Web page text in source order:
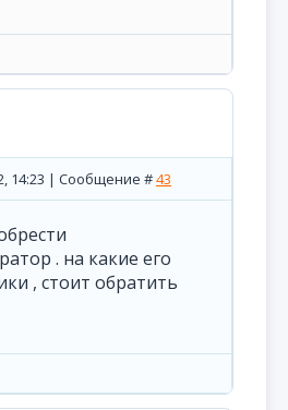
14:23 | Сообщение #43
. на какие его
, стоит обратить